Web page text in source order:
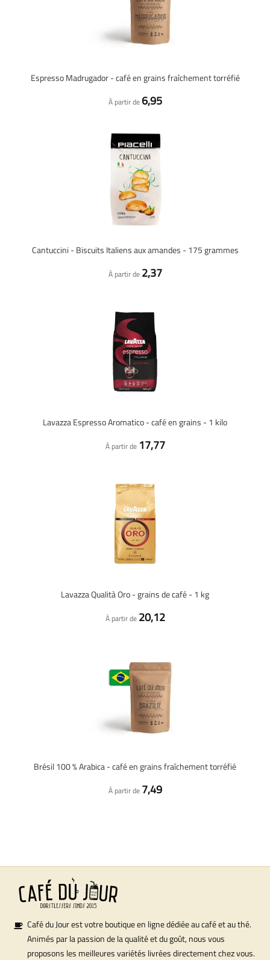
Espresso Madrugador - café en grains fraîchement torréfié
À partir de 6,95
Cantuccini - Biscuits Italiens aux amandes - 175 grammes
À partir de 2,37
Lavazza Espresso Aromatico - café en grains - 1 kilo
À partir de 17,77
Lavazza Qualità Oro - grains de café - 1 kg
À partir de 20,12
Brésil 100 % Arabica - café en grains fraîchement torréfié
À partir de 7,49
Café du Jour est votre boutique en ligne dédiée au café et au thé.
Animés par la passion de la qualité et du goût, nous vous
proposons les meilleures variétés livrées directement chez vous.